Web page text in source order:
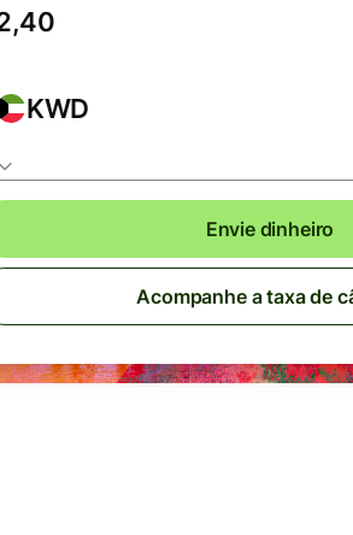
KWD
Envie dinheiro
Acompanhe a taxa de